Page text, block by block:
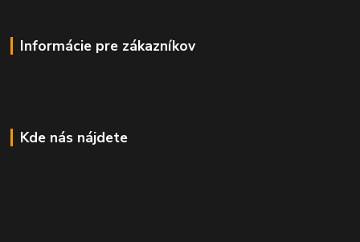
Informácie pre zákazníkov
Kde nás nájdete